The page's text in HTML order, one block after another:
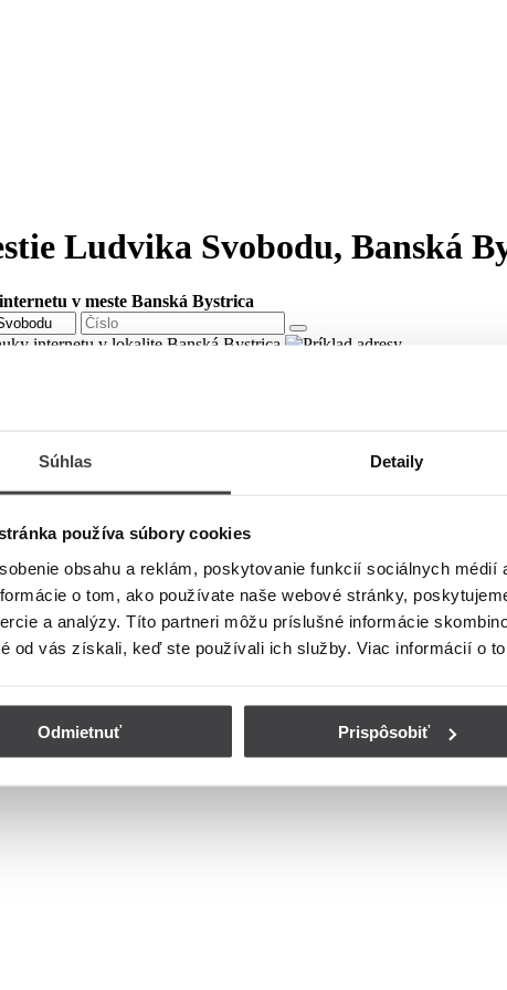
Súhlas Detaily
používa súbory cookies
obsahu a reklám, poskytovanie funkcií sociálnych
o tom, ako používate naše webové stránky,
a analýzy. Títo partneri môžu príslušné informácie
od vás získali, keď ste používali ich služby. Viac informácií o
Odmietnuť Prispôsobiť
Ludvika Svobodu, Banská
v meste Banská Bystrica
internetu v lokalite Banská Bystrica
Ludvika Svobodu v meste Banská Bystrica
vchodov na ulici Námestie Ludvika Svobodu v meste Banská